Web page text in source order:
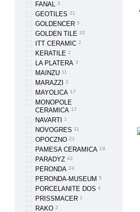
FANAL 3
GEOTILES 21
GOLDENCER 5
GOLDEN TILE 32
ITT CERAMIC 2
KERATILE 1
LA PLATERA 3
MAINZU 11
MARAZZI 2
MAYOLICA 17
MONOPOLE
CERAMICA 17
NAVARTI 1
NOVOGRES 11
OPOCZNO 21
PAMESA CERAMICA 19
PARADYZ 42
PERONDA 24
PERONDA-MUSEUM 5
PORCELANITE DOS 4
PRISSMACER 1
RAKO 2